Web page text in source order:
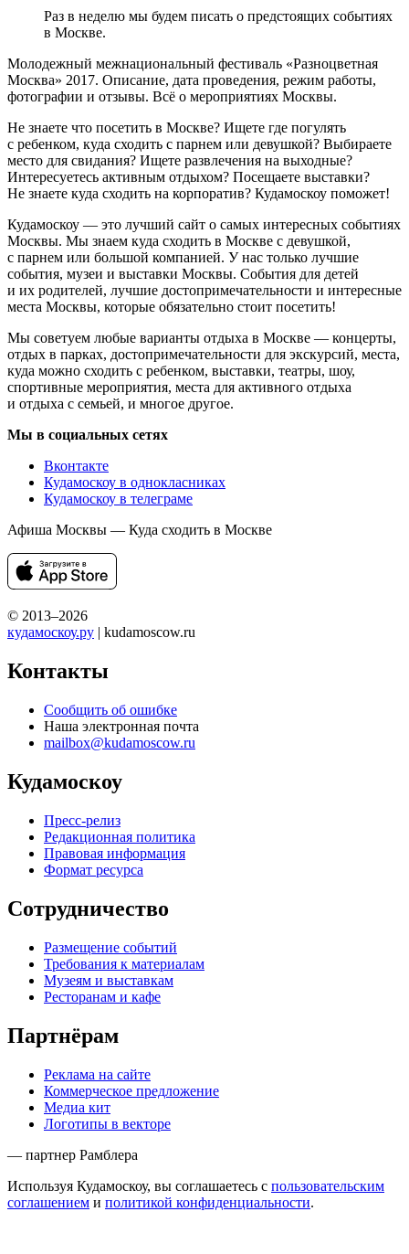
Раз в неделю мы будем писать о предстоящих событиях
в Москве.
Молодежный межнациональный фестиваль «Разноцветная
Москва» 2017. Описание, дата проведения, режим работы,
фотографии и отзывы. Всё о мероприятиях Москвы.
Не знаете что посетить в Москве? Ищете где погулять
с ребенком, куда сходить с парнем или девушкой? Выбираете
место для свидания? Ищете развлечения на выходные?
Интересуетесь активным отдыхом? Посещаете выставки?
Не знаете куда сходить на корпоратив? Кудамоскоу поможет!
Кудамоскоу — это лучший сайт о самых интересных событиях
Москвы. Мы знаем куда сходить в Москве с девушкой,
с парнем или большой компанией. У нас только лучшие
события, музеи и выставки Москвы. События для детей
и их родителей, лучшие достопримечательности и интересные
места Москвы, которые обязательно стоит посетить!
Мы советуем любые варианты отдыха в Москве — концерты,
отдых в парках, достопримечательности для экскурсий, места,
куда можно сходить с ребенком, выставки, театры, шоу,
спортивные мероприятия, места для активного отдыха
и отдыха с семьей, и многое другое.
Мы в социальных сетях
Вконтакте
Кудамоскоу в однокласниках
Кудамоскоу в телеграме
Афиша Москвы — Куда сходить в Москве
© 2013–2026
кудамоскоу.ру | kudamoscow.ru
Контакты
Сообщить об ошибке
Наша электронная почта
mailbox@kudamoscow.ru
Кудамоскоу
Пресс-релиз
Редакционная политика
Правовая информация
Формат ресурса
Сотрудничество
Размещение событий
Требования к материалам
Музеям и выставкам
Ресторанам и кафе
Партнёрам
Реклама на сайте
Коммерческое предложение
Медиа кит
Логотипы в векторе
— партнер Рамблера
Используя Кудамоскоу, вы соглашаетесь с пользовательским
соглашением и политикой конфиденциальности.